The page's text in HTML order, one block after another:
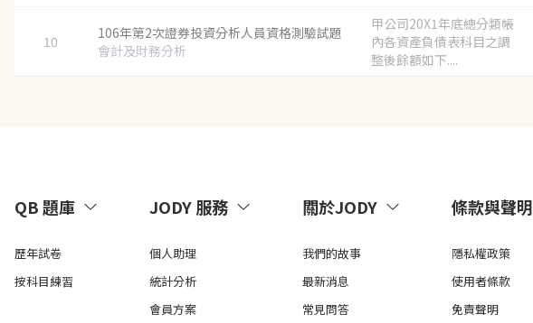
10
106年第2次證券投資分析人員資格測驗試題
會計及財務分析
甲公司20X1年底總分類帳
內各資產負債表科目之調
整後餘額如下....
QB 題庫
歷年試卷
按科目練習
JODY 服務
個人助理
統計分析
會員方案
關於JODY
我們的故事
最新消息
常見問答
條款與聲明
隱私權政策
使用者條款
免責聲明